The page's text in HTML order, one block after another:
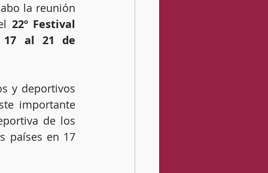
la reunión
22º Festival
17 al 21 de
y deportivos
importante
de los
países en 17